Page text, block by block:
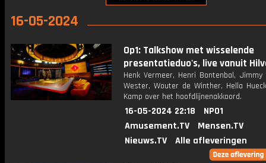
16-05-2024
Op1: Talkshow met wisselende
presentatieduo's, live vanuit
Henk Vermeer, Henri Bontenbal, Jimmy
Wester, Wouter de Winther, Hella
Kamp over het hoofdlijnenakkoord.
16-05-2024 22:18
NPO1
Amusement.TV
Mensen.TV
Nieuws.TV
Alle afleveringen